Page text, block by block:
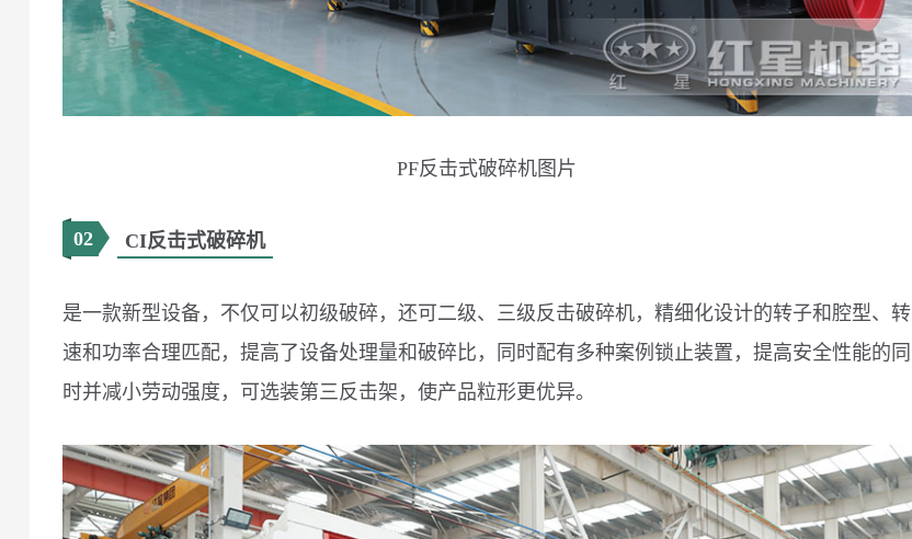
PF反击式破碎机图片
02 CI反击式破碎机
是一款新型设备，不仅可以初级破碎，还可二级、三级反击破碎机，精细化设计的转子和腔型、转
速和功率合理匹配，提高了设备处理量和破碎比，同时配有多种案例锁止装置，提高安全性能的同
时并减小劳动强度，可选装第三反击架，使产品粒形更优异。